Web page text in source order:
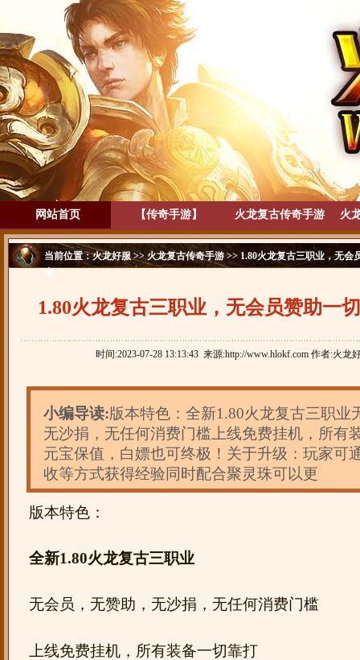
网站首页 【传奇手游】 火龙复古传奇手游 火
当前位置：火龙好服>>火龙复古传奇手游>> 1.80火龙复古三职业，无会
奇
1.80火龙复古三职业，无会员赞助一
极-1.80战刃传奇
时间:2023-07-28 13:13:43 来源:http://www.hlokf.com 作者:火龙
小编导读:版本特色：全新1.80火龙复古三职业
无沙捐，无任何消费门槛上线免费挂机，所有
元宝保值，白嫖也可终极！关于升级：玩家可
收等方式获得经验同时配合聚灵珠可以更
版本特色：
全新1.80火龙复古三职业
无会员，无赞助，无沙捐，无任何消费门槛
上线免费挂机，所有装备一切靠打